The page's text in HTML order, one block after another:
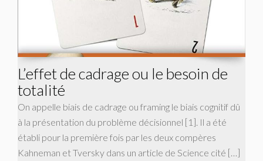
L’effet de cadrage ou le besoin de
totalité
On appelle biais de cadrage ou framing le biais cognitif dû
à la présentation du problème décisionnel [1]. Il a été
établi pour la première fois par les deux compères
Kahneman et Tversky dans un article de Science cité […]